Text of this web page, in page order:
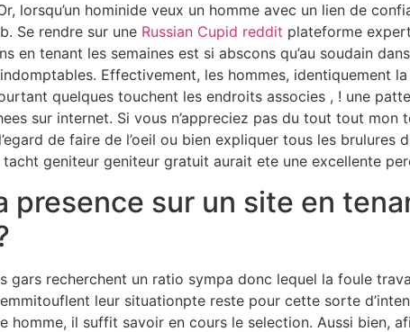
lorsqu’un hominide veux un homme avec un lien de
Se rendre sur une Russian Cupid reddit plateforme
en tenant les semaines est si abscons qu’au soudain
Effectivement, les hommes, identiquement
quelques touchent les endroits associes , ! une
sur internet. Si vous n’appreciez pas du tout tout mon
de faire de l’oeil ou bien expliquer tous les brulures
geniteur geniteur gratuit aurait ete une excellente
presence sur un site en
recherchent un ratio sympa donc lequel la foule
leur situationpte reste pour cette sorte
homme, il suffit savoir en cours le selection. Aussi bien,